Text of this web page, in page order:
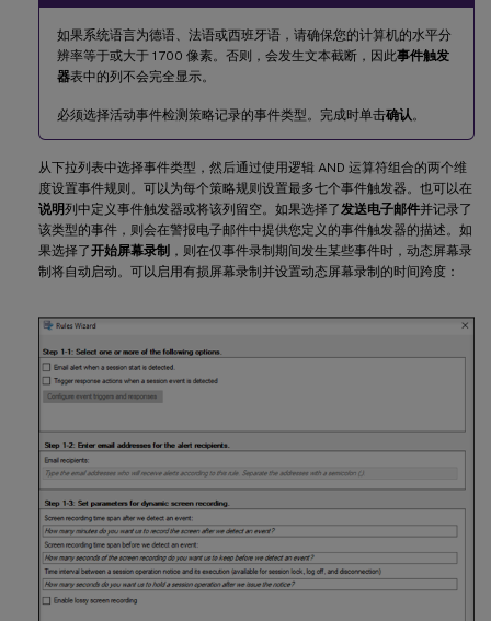
如果系统语言为德语、法语或西班牙语，请确保您的计算机的水平分
辨率等于或大于 1700 像素。否则，会发生文本截断，因此事件触发
器表中的列不会完全显示。
必须选择活动事件检测策略记录的事件类型。完成时单击确认 。
从下拉列表中选择事件类型，然后通过使用逻辑 AND 运算符组合的两个维
度设置事件规则。可以为每个策略规则设置最多七个事件触发器。也可以在
说明列中定义事件触发器或将该列留空。如果选择了 发送电子邮件并记录了
该类型的事件，则会在警报电子邮件中提供您定义的事件触发器的描述。如
果选择了开始屏幕录制 ，则在仅事件录制期间发生某些事件时，动态屏幕录
制将自动启动。可以启用有损屏幕录制并设置动态屏幕录制的时间跨度：